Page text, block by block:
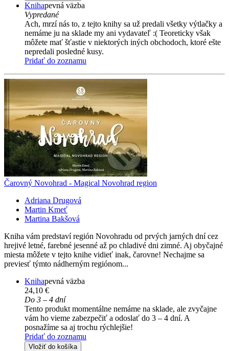
Knihapevná väzba
Vypredané
Ach, mrzí nás to, z tejto knihy sa už predali všetky výtlačky a
nemáme ju na sklade my ani vydavateľ :( Teoreticky však
môžete mať šťastie v niektorých iných obchodoch, ktoré ešte
nepredali posledné kusy.
Pridať do zoznamu
Čarovný Novohrad - Magical Novohrad region
Adriana Drugová
Martin Kmeť
Martina Bakšová
Kniha vám predstaví región Novohradu od prvých jarných dní cez
hrejivé letné, farebné jesenné až po chladivé dni zimné. Aj obyčajné
miesta môžete v tejto knihe vidieť inak, čarovne! Nechajme sa
previesť týmto nádherným regiónom...
Knihapevná väzba
24,10 €
Do 3 – 4 dní
Tento produkt momentálne nemáme na sklade, ale zvyčajne
vám ho vieme zabezpečiť a odoslať do 3 – 4 dní. A
posnažíme sa aj trochu rýchlejšie!
Pridať do zoznamu
Vložiť do košíka